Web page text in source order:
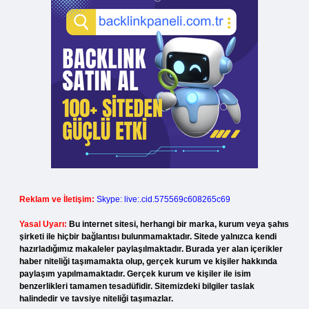
Reklam ve İletişim: Skype: live:.cid.575569c608265c69
Yasal Uyarı: Bu internet sitesi, herhangi bir marka, kurum veya şahıs
şirketi ile hiçbir bağlantısı bulunmamaktadır. Sitede yalnızca kendi
hazırladığımız makaleler paylaşılmaktadır. Burada yer alan içerikler
haber niteliği taşımamakta olup, gerçek kurum ve kişiler hakkında
paylaşım yapılmamaktadır. Gerçek kurum ve kişiler ile isim
benzerlikleri tamamen tesadüfidir. Sitemizdeki bilgiler taslak
halindedir ve tavsiye niteliği taşımazlar.